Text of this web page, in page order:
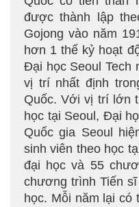
được thành lập
Gojong vào năm
hơn 1 thế kỷ hoạt
Đại học Seoul Tech
vị trí nhất định
Quốc. Với vị trí lớn
học tại Seoul, Đại
Quốc gia Seoul
sinh viên theo học
đại học và 55
chương trình Tiến
học. Mỗi năm lại có